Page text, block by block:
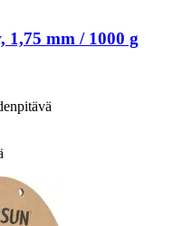
1,75 mm / 1000 g